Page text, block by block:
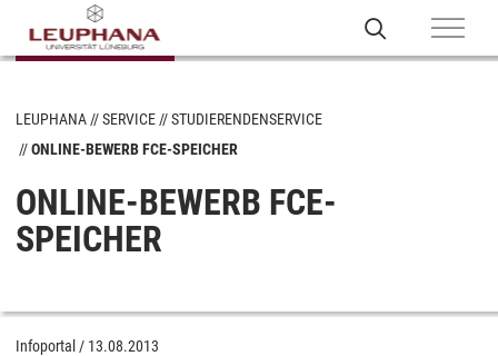
LEUPHANA SERVICE
STUDIERENDENSERVICE
ONLINE-BEWERB FCE-SPEICHER
ONLINE-BEWERB FCE-
SPEICHER
Infoportal / 13.08.2013